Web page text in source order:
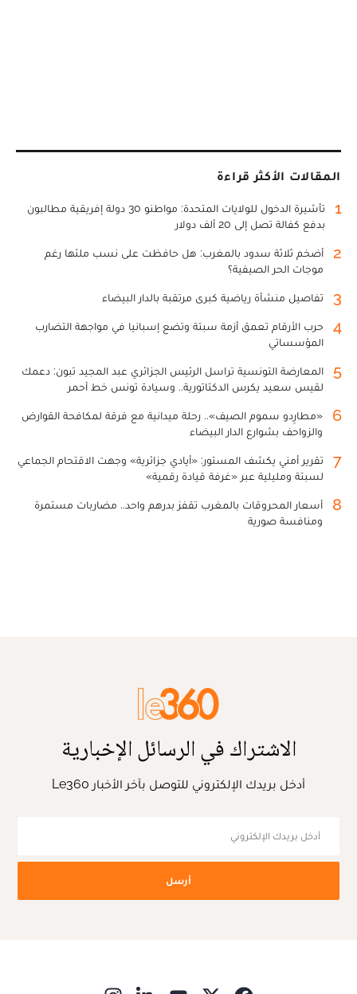
المقالات الأكثر قراءة
1
تأشيرة الدخول للولايات المتحدة: مواطنو 30 دولة إفريقية مطالبون
بدفع كفالة تصل إلى 20 ألف دولار
2
أضخم ثلاثة سدود بالمغرب: هل حافظت على نسب ملئها رغم
موجات الحر الصيفية؟
3 تفاصيل منشأة رياضية كبرى مرتقبة بالدار البيضاء
4
حرب الأرقام تعمق أزمة سبتة وتضع إسبانيا في مواجهة التضارب
المؤسساتي
5
المعارضة التونسية تراسل الرئيس الجزائري عبد المجيد تبون: دعمك
لقيس سعيد يكرس الدكتاتورية.. وسيادة تونس خط أحمر
6
«مطارِدو سموم الصيف».. رحلة ميدانية مع فرقة لمكافحة القوارض
والزواحف بشوارع الدار البيضاء
7
تقرير أمني يكشف المستور: «أيادي جزائرية» وجهت الاقتحام الجماعي
لسبتة ومليلية عبر «غرفة قيادة رقمية»
8
أسعار المحروقات بالمغرب تقفز بدرهم واحد.. مضاربات مستمرة
ومنافسة صورية
الاشتراك في الرسائل الإخبارية
أدخل بريدك الإلكتروني للتوصل بآخر الأخبار Le360
أرسل